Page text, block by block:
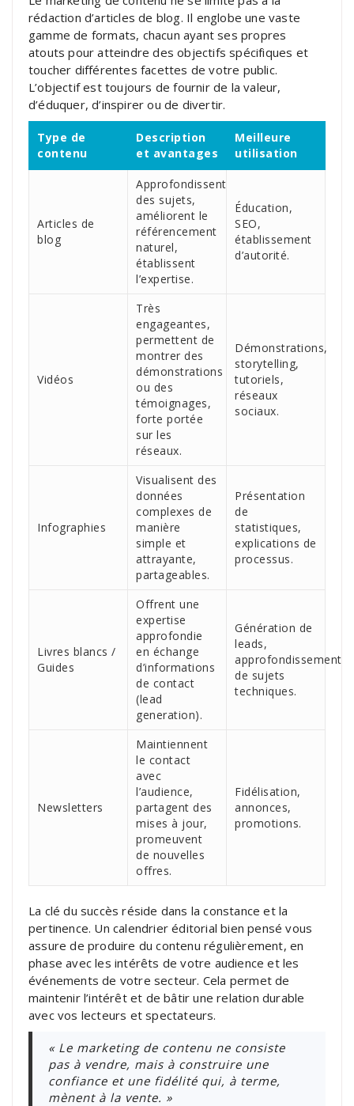
rédaction d’articles de blog. Il englobe une vaste
gamme de formats, chacun ayant ses propres
atouts pour atteindre des objectifs spécifiques et
toucher différentes facettes de votre public.
L’objectif est toujours de fournir de la valeur,
d’éduquer, d’inspirer ou de divertir.
Type de
contenu
Description
et avantages
Meilleure
utilisation
Articles de
blog
Approfondissent
des sujets,
améliorent le
référencement
naturel,
établissent
l’expertise.
Éducation,
SEO,
établissement
d’autorité.
Vidéos
Très
engageantes,
permettent de
montrer des
démonstrations
ou des
témoignages,
forte portée
sur les
réseaux.
Démonstrations,
storytelling,
tutoriels,
réseaux
sociaux.
Infographies
Visualisent des
données
complexes de
manière
simple et
attrayante,
partageables.
Présentation
de
statistiques,
explications de
processus.
Livres blancs /
Guides
Offrent une
expertise
approfondie
en échange
d’informations
de contact
(lead
generation).
Génération de
leads,
approfondissement
de sujets
techniques.
Newsletters
Maintiennent
le contact
avec
l’audience,
partagent des
mises à jour,
promeuvent
de nouvelles
offres.
Fidélisation,
annonces,
promotions.
La clé du succès réside dans la constance et la
pertinence. Un calendrier éditorial bien pensé vous
assure de produire du contenu régulièrement, en
phase avec les intérêts de votre audience et les
événements de votre secteur. Cela permet de
maintenir l’intérêt et de bâtir une relation durable
avec vos lecteurs et spectateurs.
« Le marketing de contenu ne consiste
pas à vendre, mais à construire une
confiance et une fidélité qui, à terme,
mènent à la vente. »